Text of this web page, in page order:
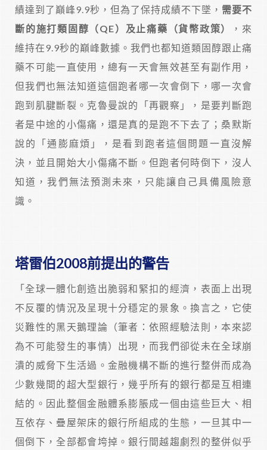
績達到了巔峰9.9秒，但為了保持成績不下墜， 需要不
斷的施打類固醇（QE）及止痛藥（貨幣政策）
，來
維持在9.9秒的巔峰數據。我們也都知道類固醇跟止痛
藥不可能一直使用，總有一天會無效甚至有副作用，
但我們也無法知道這個跑者哪一次會倒下，哪一次會
跑到肌腱斷裂。克魯曼說的「再觀察」，是要判斷跑
者是中途的小傷痛，還是真的是跑不下去了；桑默斯
說的「通膨麻煩」，是看到跑者這個問題一直沒解
決，並且開始大小傷痛不斷。但跑者何時倒下，沒人
知道，我們無法預測未來，只能讓自己具備風險意
識。
塔雷伯2008前提出的警告
「全球一體化創造出脆弱和緊扣的經濟，表面上出現
不反覆的情況及呈現十分穩定的景象。換言之，它使
災難性的黑天鵝理論（筆者：依照經驗法則，本來認
為不可能發生的事情）出現，而我們卻從未在全球崩
潰的威脅下生活過。金融機構不斷的進行整併而成為
少數幾間的超大型銀行，幾乎所有的銀行都是互相連
結的。因此整個金融體系膨脹成一個由這些巨大、相
互依存、疊屋架床的銀行所組成的生態，一旦其中一
個倒下，全部都會垮掉。銀行間越趨劇烈的整併似乎